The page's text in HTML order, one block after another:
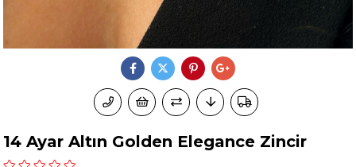
14 Ayar Altın Golden Elegance Zincir